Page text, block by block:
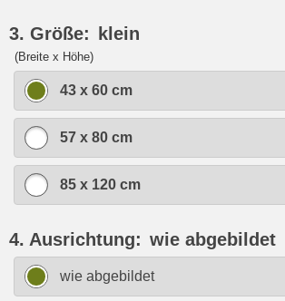
3. Größe: klein
(Breite x Höhe)
43 x 60 cm
57 x 80 cm
85 x 120 cm
4. Ausrichtung: wie abgebildet
wie abgebildet